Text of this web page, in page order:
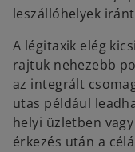
leszállóhelyek
A légitaxik elég
rajtuk nehezebb
az integrált
utas például
helyi üzletben
érkezés után a